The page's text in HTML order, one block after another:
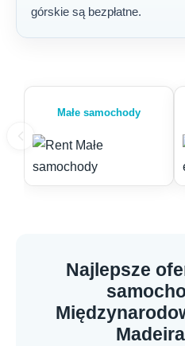
górskie są bezpłatne.
Małe samochody
Najlepsze